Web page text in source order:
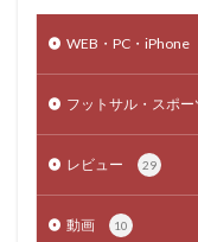
WEB・PC・iPhone
フットサル・スポー
レビュー 29
動画 10